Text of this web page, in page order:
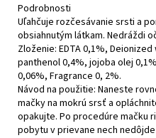
Podrobnosti
Uľahčuje rozčesávanie srsti a
obsiahnutým látkam. Nedráždi
Zloženie: EDTA 0,1%,
panthenol 0,4%, jojoba olej
0,06%, Fragrance 0, 2%.
Návod na použitie: Naneste
mačky na mokrú srsť a
opakujte. Po procedúre mačku
pobytu v prievane nech